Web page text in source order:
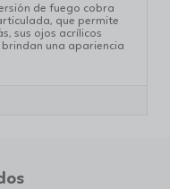
de fuego cobra
que permite
sus ojos acrílicos
una apariencia